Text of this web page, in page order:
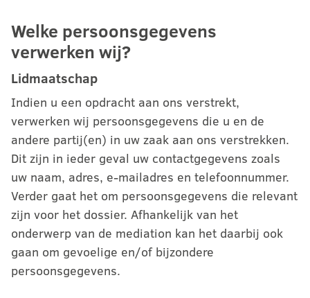
Welke persoonsgegevens
verwerken wij?
Lidmaatschap
Indien u een opdracht aan ons verstrekt,
verwerken wij persoonsgegevens die u en de
andere partij(en) in uw zaak aan ons verstrekken.
Dit zijn in ieder geval uw contactgegevens zoals
uw naam, adres, e-mailadres en telefoonnummer.
Verder gaat het om persoonsgegevens die relevant
zijn voor het dossier. Afhankelijk van het
onderwerp van de mediation kan het daarbij ook
gaan om gevoelige en/of bijzondere
persoonsgegevens.